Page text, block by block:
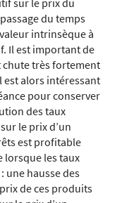
du temps
intrinsèque à
Il est important de
très fortement
est alors intéressant
pour conserver
des taux
le prix d’un
est profitable
lorsque les taux
une hausse des
de ces produits